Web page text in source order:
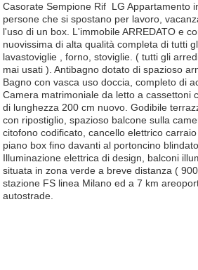
Casorate Sempione Rif LG Appartamento
persone che si spostano per lavoro,
l'uso di un box. L'immobile ARREDATO e
nuovissima di alta qualità completa di tutti
lavastoviglie , forno, stoviglie. ( tutti gli
mai usati ). Antibagno dotato di spazioso
Bagno con vasca uso doccia, completo di
Camera matrimoniale da letto a cassettoni
di lunghezza 200 cm nuovo. Godibile
con ripostiglio, spazioso balcone sulla
citofono codificato, cancello elettrico
piano box fino davanti al portoncino
Illuminazione elettrica di design, balconi
situata in zona verde a breve distanza (
stazione FS linea Milano ed a 7 km
autostrade.